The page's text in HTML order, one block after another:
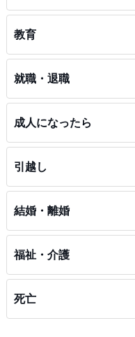
教育
就職・退職
成人になったら
引越し
結婚・離婚
福祉・介護
死亡